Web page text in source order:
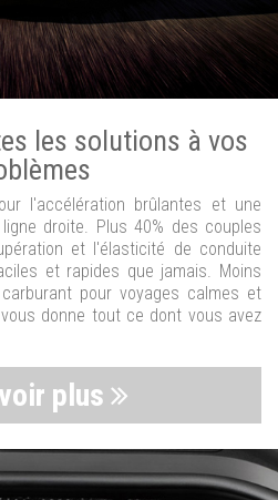
les solutions à vos
l'accélération brûlantes et une
droite. Plus 40% des couples
et l'élasticité de conduite
et rapides que jamais. Moins
pour voyages calmes et
donne tout ce dont vous avez
plus